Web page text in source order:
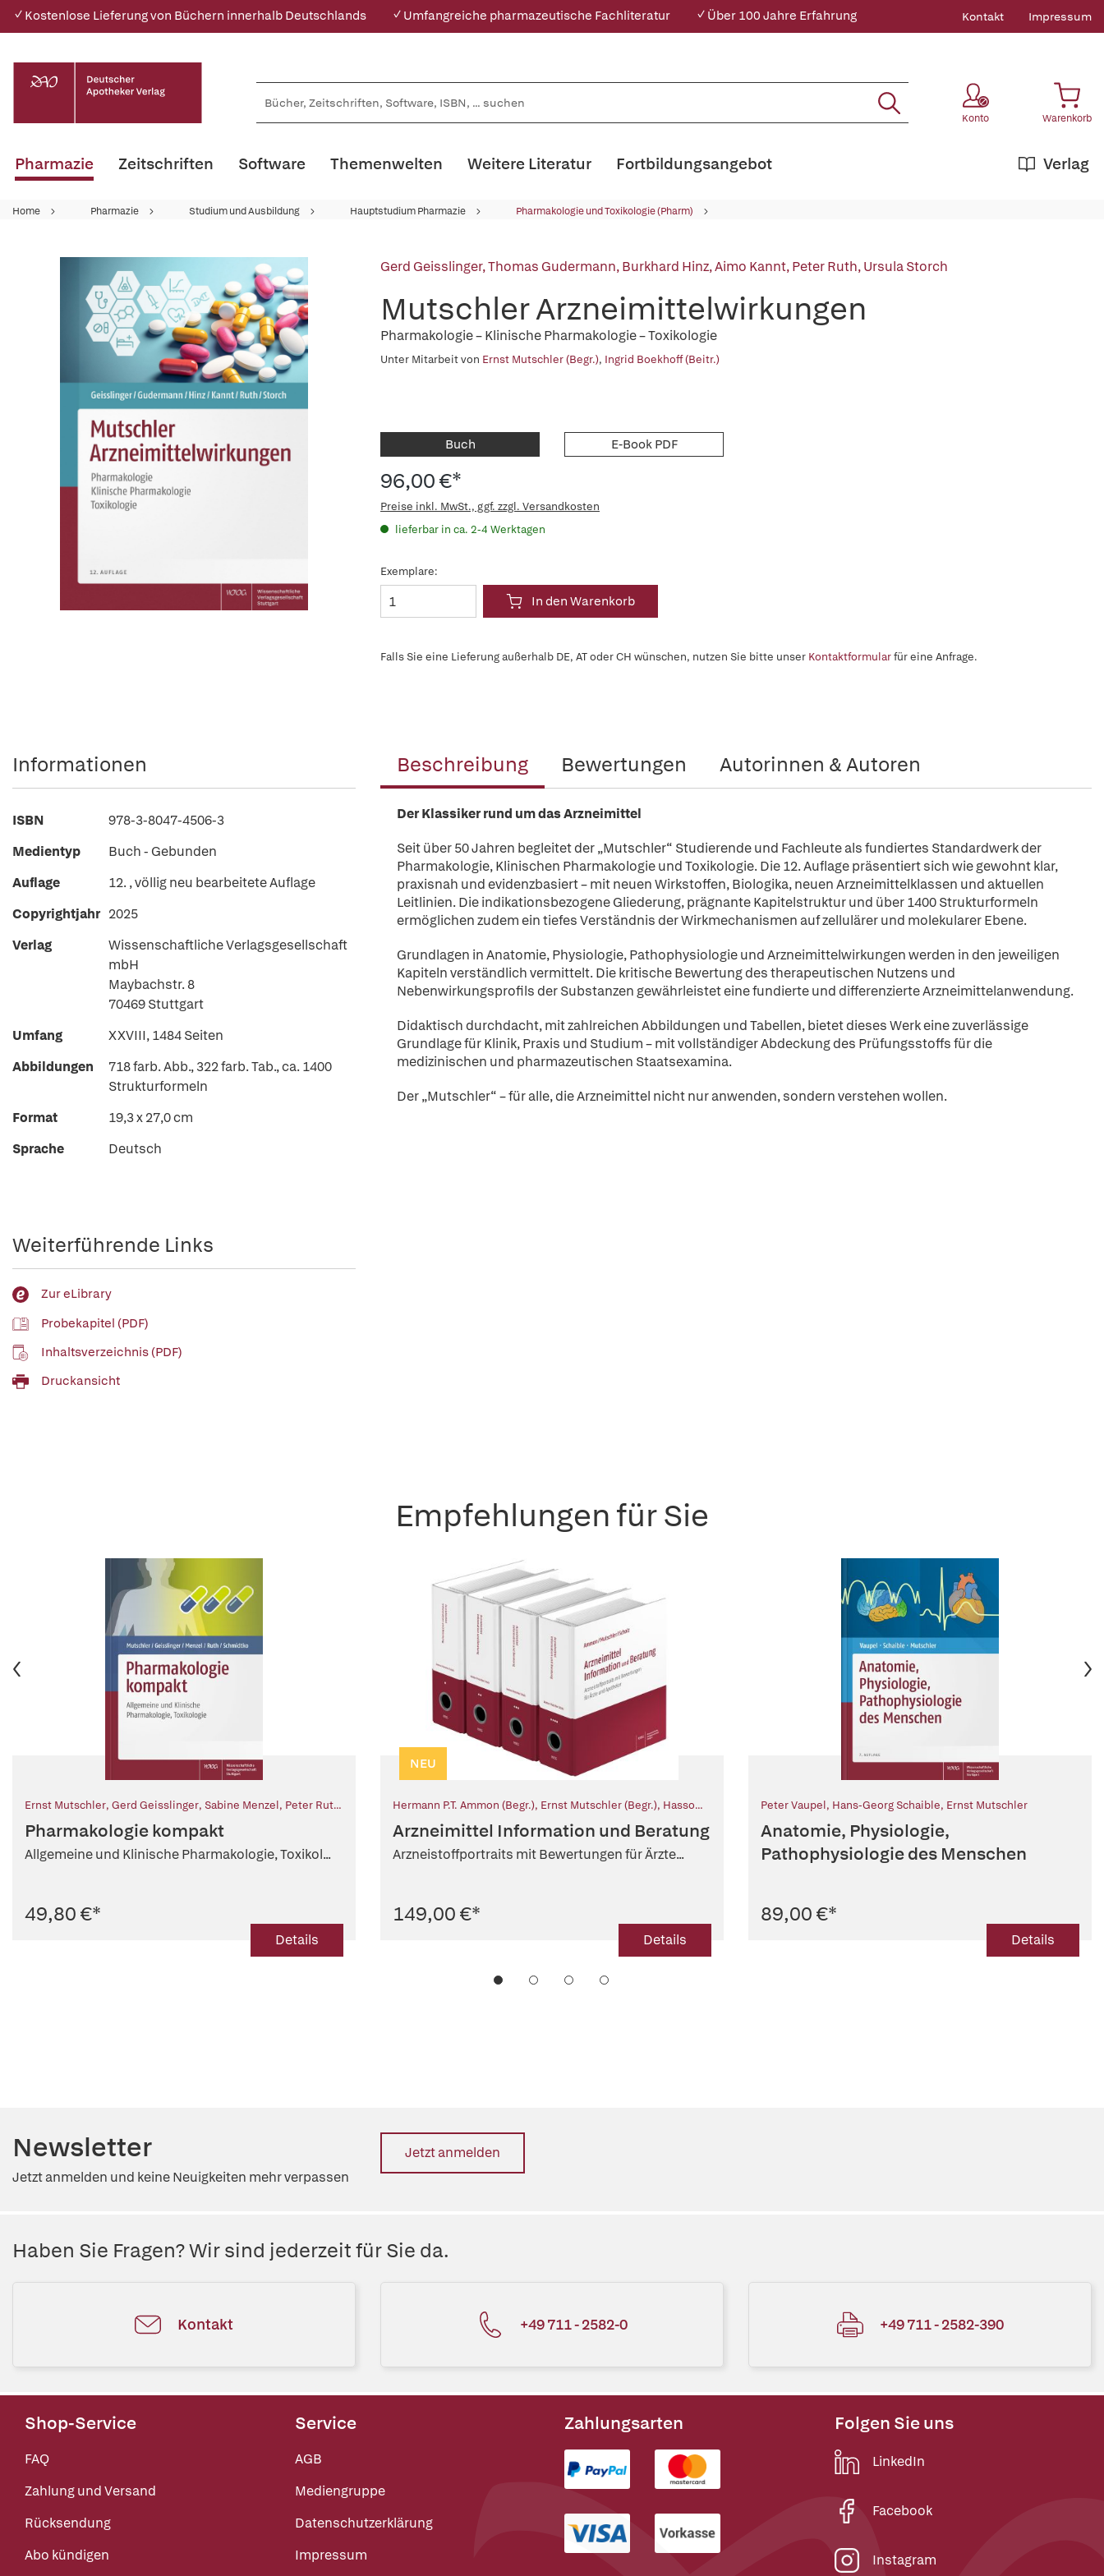
✓ Kostenlose Lieferung von Büchern innerhalb Deutschlands ✓ Umfangreiche pharmazeutische Fachliteratur ✓ Über 100 Jahre Erfahrung Kontakt Impressum
Konto Warenkorb
Pharmazie Zeitschriften Software Themenwelten Weitere Literatur Verlag
Fortbildungsangebot
Home Pharmazie Studium und Ausbildung Hauptstudium Pharmazie Pharmakologie und Toxikologie (Pharm)
Gerd Geisslinger,Thomas Gudermann,Burkhard Hinz,Aimo Kannt,Peter Ruth,Ursula Storch
Mutschler Arzneimittelwirkungen
Pharmakologie – Klinische Pharmakologie – Toxikologie
Unter Mitarbeit von Ernst Mutschler (Begr.), Ingrid Boekhoff (Beitr.)
Buch E-Book PDF
96,00 €*
Preise inkl. MwSt., ggf. zzgl. Versandkosten
lieferbar in ca. 2-4 Werktagen
Exemplare:
In den Warenkorb
Falls Sie eine Lieferung außerhalb DE, AT oder CH wünschen, nutzen Sie bitte unser Kontaktformularfür eine Anfrage.
Beschreibung Bewertungen Autorinnen & Autoren
Der Klassiker rund um das Arzneimittel
Seit über 50 Jahren begleitet der „Mutschler“ Studierende und Fachleute als fundiertes Standardwerk der
Pharmakologie, Klinischen Pharmakologie und Toxikologie. Die 12. Auflage präsentiert sich wie gewohnt klar,
praxisnah und evidenzbasiert – mit neuen Wirkstoffen, Biologika, neuen Arzneimittelklassen und aktuellen
Leitlinien. Die indikationsbezogene Gliederung, prägnante Kapitelstruktur und über 1400 Strukturformeln
ermöglichen zudem ein tiefes Verständnis der Wirkmechanismen auf zellulärer und molekularer Ebene.
Grundlagen in Anatomie, Physiologie, Pathophysiologie und Arzneimittelwirkungen werden in den jeweiligen
Kapiteln verständlich vermittelt. Die kritische Bewertung des therapeutischen Nutzens und
Nebenwirkungsprofils der Substanzen gewährleistet eine fundierte und differenzierte Arzneimittelanwendung.
Didaktisch durchdacht, mit zahlreichen Abbildungen und Tabellen, bietet dieses Werk eine zuverlässige
Grundlage für Klinik, Praxis und Studium – mit vollständiger Abdeckung des Prüfungsstoffs für die
medizinischen und pharmazeutischen Staatsexamina.
Der „Mutschler“ – für alle, die Arzneimittel nicht nur anwenden, sondern verstehen wollen.
Informationen
ISBN
978-3-8047-4506-3
Medientyp
Buch - Gebunden
Auflage
12. , völlig neu bearbeitete Auflage
Copyrightjahr 2025
Verlag
Wissenschaftliche Verlagsgesellschaft
mbH
Maybachstr. 8
70469 Stuttgart
Umfang
XXVIII, 1484 Seiten
Abbildungen
718 farb. Abb., 322 farb. Tab., ca. 1400
Strukturformeln
Format
19,3 x 27,0 cm
Sprache
Deutsch
Weiterführende Links
Zur eLibrary
Probekapitel (PDF)
Inhaltsverzeichnis (PDF)
Druckansicht
Empfehlungen für Sie
Ernst Mutschler, Gerd Geisslinger, Sabine Menzel, Peter Ruth,
Pharmakologie kompakt
Allgemeine und Klinische Pharmakologie, Toxikol...
49,80 €*
Details
NEU
Hermann P.T. Ammon (Begr.), Ernst Mutschler (Begr.), Hasso
Arzneimittel Information und Beratung
Arzneistoffportraits mit Bewertungen für Ärzte...
149,00 €*
Details
Peter Vaupel, Hans-Georg Schaible, Ernst Mutschler
Anatomie, Physiologie,
Pathophysiologie des Menschen
89,00 €*
Details
Newsletter
Jetzt anmelden und keine Neuigkeiten mehr verpassen
Jetzt anmelden
Haben Sie Fragen? Wir sind jederzeit für Sie da.
Kontakt +49 711 - 2582-0 +49 711 - 2582-390
Shop-Service
FAQ
Zahlung und Versand
Rücksendung
Abo kündigen
Service
AGB
Mediengruppe
Datenschutzerklärung
Impressum
Zahlungsarten Folgen Sie uns
LinkedIn
Facebook
Instagram